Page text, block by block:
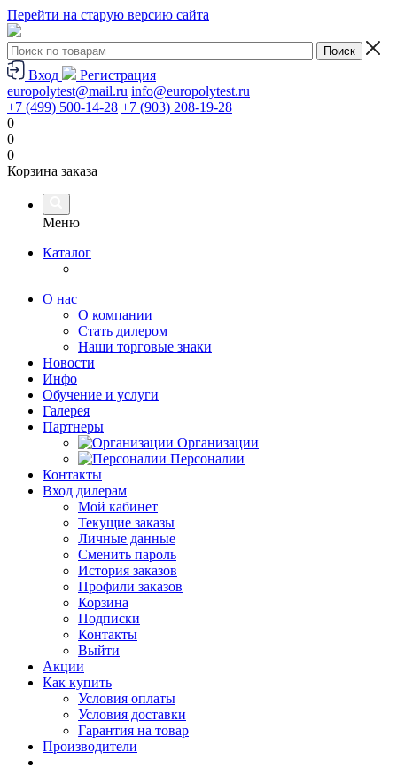
Перейти на старую версию сайта
Вход
Регистрация
europolytest@mail.ru info@europolytest.ru
+7 (499) 500-14-28 +7 (903) 208-19-28
0
0
0
Корзина заказа
Меню
Каталог
О нас
О компании
Стать дилером
Наши торговые знаки
Новости
Инфо
Обучение и услуги
Галерея
Партнеры
Организации
Персоналии
Контакты
Вход дилерам
Мой кабинет
Текущие заказы
Личные данные
Сменить пароль
История заказов
Профили заказов
Корзина
Подписки
Контакты
Выйти
Акции
Как купить
Условия оплаты
Условия доставки
Гарантия на товар
Производители